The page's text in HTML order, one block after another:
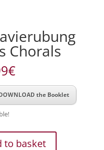
Chorals
€
the Booklet
to basket